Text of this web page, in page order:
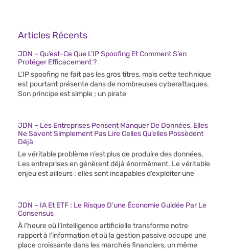
Articles Récents
JDN – Qu’est-Ce Que L’IP Spoofing Et Comment S’en
Protéger Efficacement ?
L’IP spoofing ne fait pas les gros titres, mais cette technique
est pourtant présente dans de nombreuses cyberattaques.
Son principe est simple ; un pirate
JDN – Les Entreprises Pensent Manquer De Données, Elles
Ne Savent Simplement Pas Lire Celles Qu’elles Possèdent
Déjà
Le véritable problème n’est plus de produire des données.
Les entreprises en génèrent déjà énormément. Le véritable
enjeu est ailleurs : elles sont incapables d’exploiter une
JDN – IA Et ETF : Le Risque D’une Économie Guidée Par Le
Consensus
À l’heure où l’intelligence artificielle transforme notre
rapport à l’information et où la gestion passive occupe une
place croissante dans les marchés financiers, un même